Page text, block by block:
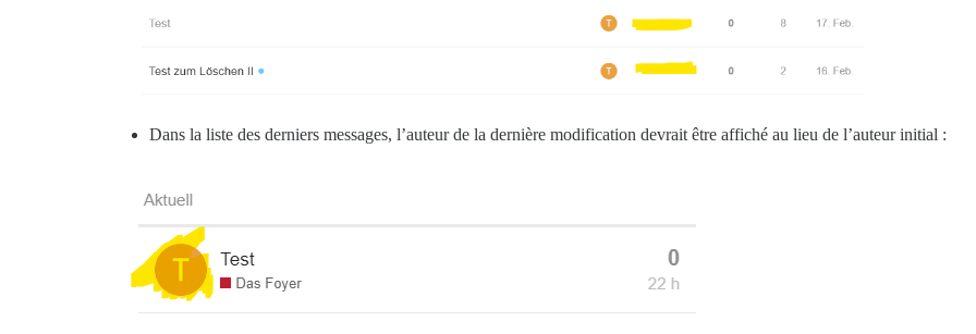
Dans la liste des derniers messages, l’auteur de la dernière modification devrait être affiché au lieu de l’auteur initial :